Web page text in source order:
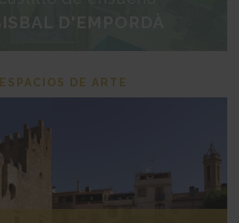
D'EMPORDÀ
ESPACIOS DE ARTE